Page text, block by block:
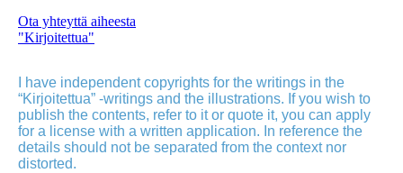
Ota yhteyttä aiheesta
"Kirjoitettua"
I have independent copyrights for the writings in the
“Kirjoitettua” -writings and the illustrations. If you wish to
publish the contents, refer to it or quote it, you can apply
for a license with a written application. In reference the
details should not be separated from the context nor
distorted.